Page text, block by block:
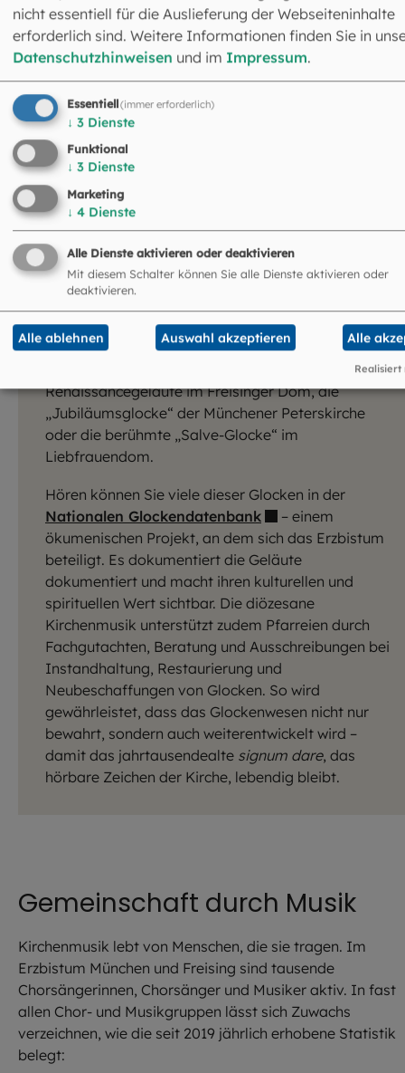
Bayern
Hören Sie hier uralte und
besondere Glocken
Zu den ältesten erhaltenen Glocken in unserem
Erzbistum zählt die „Arnoldus-Glocke“ in Gilching
finden sich bis heute an den großen
Diözesankirchen – etwa die Barockglocken des
Renaissancegeläute im Freisinger Dom, die
„Jubiläumsglocke“ der Münchener Peterskirche
oder die berühmte „Salve-Glocke“ im
Liebfrauendom.
Hören können Sie viele dieser Glocken in der
Nationalen Glockendatenbank
– einem
ökumenischen Projekt, an dem sich das Erzbistum
beteiligt. Es dokumentiert die Geläute
dokumentiert und macht ihren kulturellen und
spirituellen Wert sichtbar. Die diözesane
Kirchenmusik unterstützt zudem Pfarreien durch
Fachgutachten, Beratung und Ausschreibungen bei
Instandhaltung, Restaurierung und
Neubeschaffungen von Glocken. So wird
gewährleistet, dass das Glockenwesen nicht nur
bewahrt, sondern auch weiterentwickelt wird –
damit das jahrtausendealte signum dare, das
hörbare Zeichen der Kirche, lebendig bleibt.
Gemeinschaft durch Musik
Kirchenmusik lebt von Menschen, die sie tragen. Im
Erzbistum München und Freising sind tausende
Chorsängerinnen, Chorsänger und Musiker aktiv. In fast
allen Chor- und Musikgruppen lässt sich Zuwachs
verzeichnen, wie die seit 2019 jährlich erhobene Statistik
belegt:
nicht essentiell für die Auslieferung der Webseiteninhalte
erforderlich sind. Weitere Informationen finden Sie in
Datenschutzhinweisen und im Impressum.
Essentiell(immer erforderlich)
↓ 3 Dienste
Funktional
↓ 3 Dienste
Marketing
↓ 4 Dienste
Alle Dienste aktivieren oder deaktivieren
Mit diesem Schalter können Sie alle Dienste aktivieren oder
deaktivieren.
Alle ablehnen Auswahl akzeptieren Alle
Realisiert